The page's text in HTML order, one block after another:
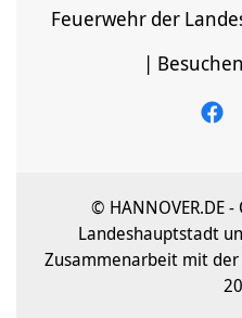
Feuerwehr der
|
© HANNOVER.DE
Landeshauptstadt
Zusammenarbeit mit